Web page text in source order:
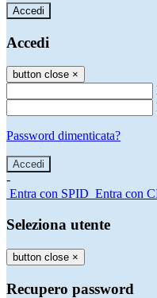
Accedi
Accedi
button close ×
Password dimenticata?
-
Entra con SPID Entra con
Seleziona utente
button close ×
Recupero password